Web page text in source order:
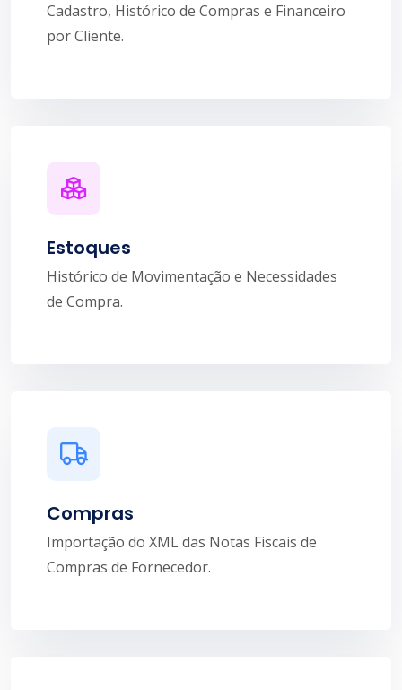
Cadastro, Histórico de Compras e Financeiro
por Cliente.
Estoques
Histórico de Movimentação e Necessidades
de Compra.
Compras
Importação do XML das Notas Fiscais de
Compras de Fornecedor.